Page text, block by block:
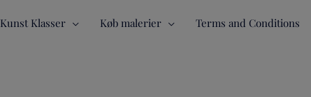
Kunst Klasser Køb malerier Terms and Conditions